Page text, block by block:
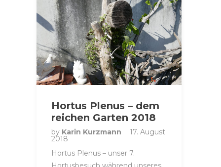
Hortus Plenus – dem
reichen Garten 2018
by Karin Kurzmann 17. August
2018
Hortus Plenus – unser 7.